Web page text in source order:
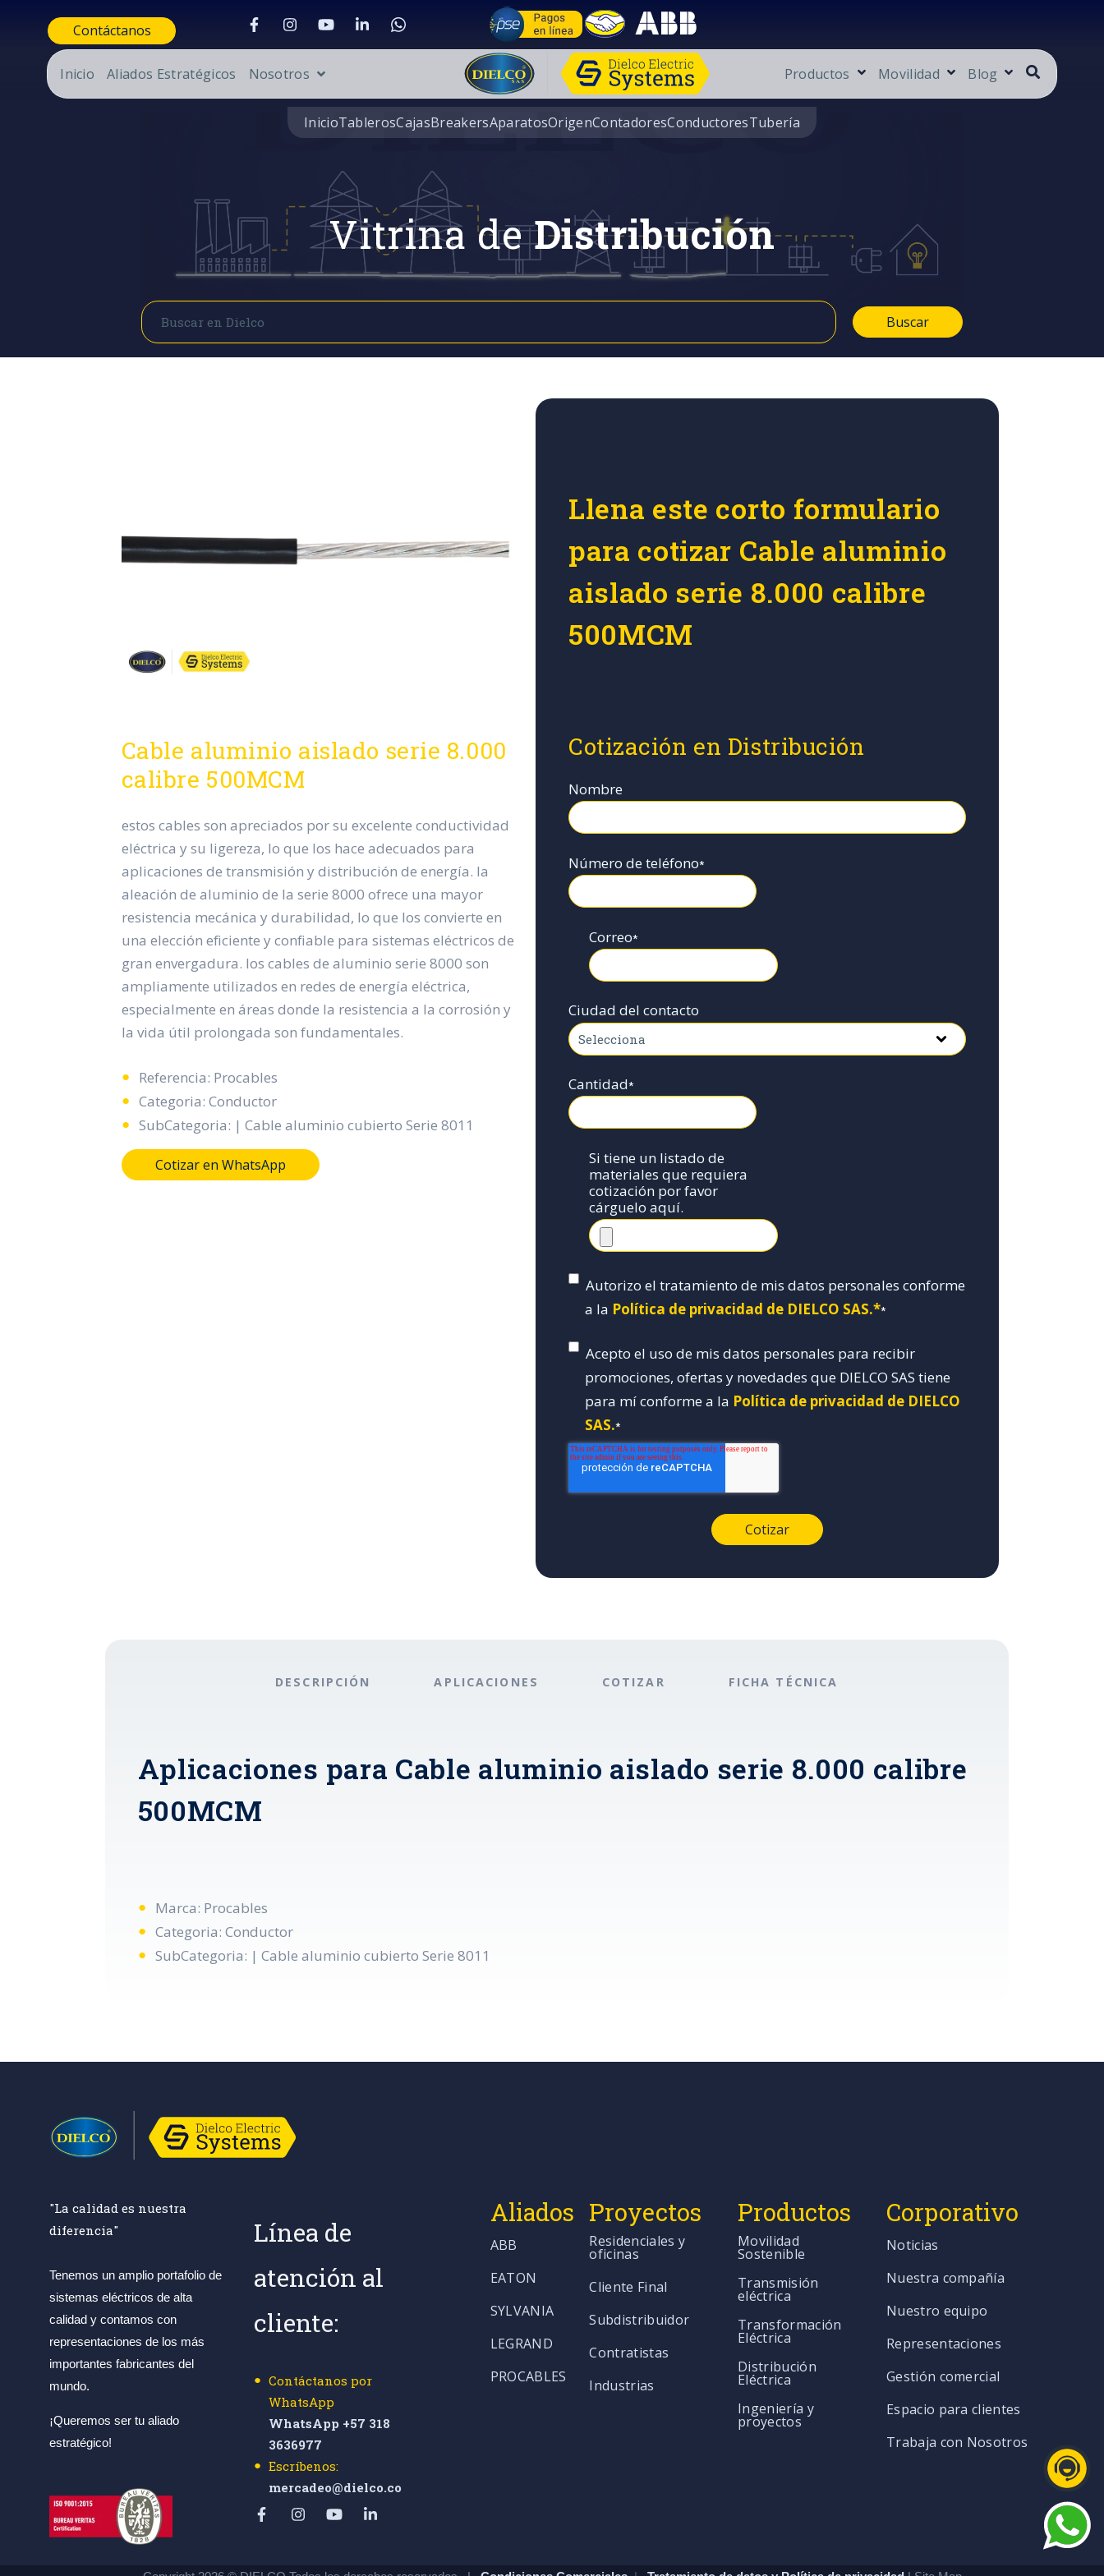
Contáctanos
Inicio Aliados Estratégicos Nosotros Productos Movilidad Blog
InicioTablerosCajasBreakersAparatosOrigenContadoresConductoresTubería
Vitrina deDistribución
Buscar
Buscar
Cable aluminio aislado serie 8.000
calibre 500MCM
estos cables son apreciados por su excelente conductividad
eléctrica y su ligereza, lo que los hace adecuados para
aplicaciones de transmisión y distribución de energía. la
aleación de aluminio de la serie 8000 ofrece una mayor
resistencia mecánica y durabilidad, lo que los convierte en
una elección eficiente y confiable para sistemas eléctricos de
gran envergadura. los cables de aluminio serie 8000 son
ampliamente utilizados en redes de energía eléctrica,
especialmente en áreas donde la resistencia a la corrosión y
la vida útil prolongada son fundamentales.
Referencia: Procables
Categoria: Conductor
SubCategoria: | Cable aluminio cubierto Serie 8011
Cotizar en WhatsApp
Llena este corto formulario
para cotizar Cable aluminio
aislado serie 8.000 calibre
500MCM
Cotización en Distribución
Nombre
Número de teléfono*
Correo*
Ciudad del contacto
Cantidad*
Si tiene un listado de
materiales que requiera
cotización por favor
cárguelo aquí.
Autorizo el tratamiento de mis datos personales conforme
a la Política de privacidad de DIELCO SAS.**
Acepto el uso de mis datos personales para recibir
promociones, ofertas y novedades que DIELCO SAS tiene
para mí conforme a la Política de privacidad de DIELCO
SAS.*
DESCRIPCIÓN APLICACIONES COTIZAR FICHA TÉCNICA
Aplicaciones para Cable aluminio aislado serie 8.000 calibre
500MCM
Marca: Procables
Categoria: Conductor
SubCategoria: | Cable aluminio cubierto Serie 8011
"La calidad es nuestra
diferencia"
Tenemos un amplio portafolio de
sistemas eléctricos de alta
calidad y contamos con
representaciones de los más
importantes fabricantes del
mundo.
¡Queremos ser tu aliado
estratégico!
Línea de
atención al
cliente:
Contáctanos por
WhatsApp
WhatsApp +57 318
3636977
Escríbenos:
mercadeo@dielco.co
Aliados
ABB
EATON
SYLVANIA
LEGRAND
PROCABLES
Proyectos
Residenciales y
oficinas
Cliente Final
Subdistribuidor
Contratistas
Industrias
Productos
Movilidad
Sostenible
Transmisión
eléctrica
Transformación
Eléctrica
Distribución
Eléctrica
Ingeniería y
proyectos
Corporativo
Noticias
Nuestra compañía
Nuestro equipo
Representaciones
Gestión comercial
Espacio para clientes
Trabaja con Nosotros